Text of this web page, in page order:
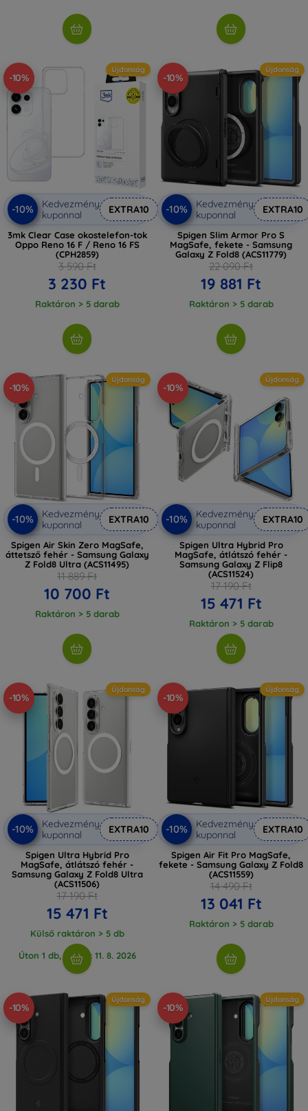
-10%
Újdonság
-10%
Kedvezmény
kuponnal
EXTRA10
3mk Clear Case okostelefon-tok
Oppo Reno 16 F / Reno 16 FS
(CPH2859)
3 590 Ft
3 230 Ft
Raktáron > 5 darab
-10%
Újdonság
-10%
Kedvezmény
kuponnal
EXTRA10
Spigen Slim Armor Pro S
MagSafe, fekete - Samsung
Galaxy Z Fold8 (ACS11779)
22 090 Ft
19 881 Ft
Raktáron > 5 darab
-10%
Újdonság
-10%
Kedvezmény
kuponnal
EXTRA10
Spigen Air Skin Zero MagSafe,
áttetsző fehér - Samsung Galaxy
Z Fold8 Ultra (ACS11495)
11 889 Ft
10 700 Ft
Raktáron > 5 darab
-10%
Újdonság
-10%
Kedvezmény
kuponnal
EXTRA10
Spigen Ultra Hybrid Pro
MagSafe, átlátszó fehér -
Samsung Galaxy Z Flip8
(ACS11524)
17 190 Ft
15 471 Ft
Raktáron > 5 darab
-10%
Újdonság
-10%
Kedvezmény
kuponnal
EXTRA10
Spigen Ultra Hybrid Pro
MagSafe, átlátszó fehér -
Samsung Galaxy Z Fold8 Ultra
(ACS11506)
17 190 Ft
15 471 Ft
Külső raktáron > 5 db
Úton 1 db, várjuk 11. 8. 2026
-10%
Újdonság
-10%
Kedvezmény
kuponnal
EXTRA10
Spigen Air Fit Pro MagSafe,
fekete - Samsung Galaxy Z Fold8
(ACS11559)
14 490 Ft
13 041 Ft
Raktáron > 5 darab
-10%
Újdonság
-10%
Újdonság